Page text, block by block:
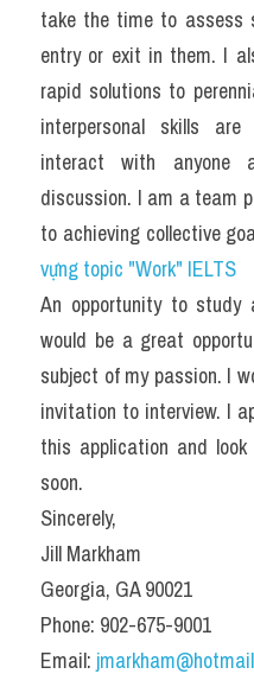
take the time to assess
entry or exit in them. I
rapid solutions to
interpersonal skills
interact with anyone
discussion. I am a team
to achieving collective
vựng topic "Work" IELTS
An opportunity to
would be a great
subject of my passion. I
invitation to interview. I
this application and
soon.
Sincerely,
Jill Markham
Georgia, GA 90021
Phone: 902-675-9001
Email: